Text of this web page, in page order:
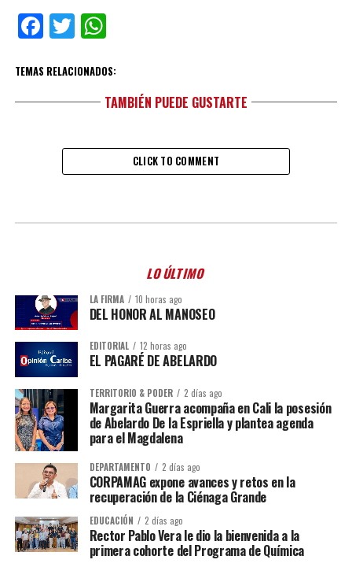
Facebook
TwitterWhatsApp
TEMAS RELACIONADOS:
TAMBIÉN PUEDE GUSTARTE
CLICK TO COMMENT
LO ÚLTIMO
LA FIRMA 10 horas ago
DEL HONOR AL MANOSEO
EDITORIAL 12 horas ago
EL PAGARÉ DE ABELARDO
TERRITORIO & PODER 2 días ago
Margarita Guerra acompaña en Cali la posesión
de Abelardo De la Espriella y plantea agenda
para el Magdalena
DEPARTAMENTO 2 días ago
CORPAMAG expone avances y retos en la
recuperación de la Ciénaga Grande
EDUCACIÓN 2 días ago
Rector Pablo Vera le dio la bienvenida a la
primera cohorte del Programa de Química